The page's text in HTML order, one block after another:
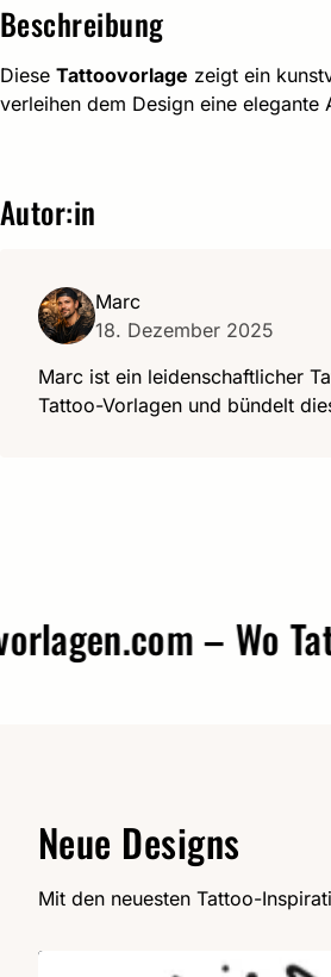
Beschreibung
Diese Tattoovorlage zeigt ein
verleihen dem Design eine
Autor:in
Marc
18. Dezember 2025
Marc ist ein leidenschaftlicher
Tattoo-Vorlagen und bündelt
– Wo Tattoo-
Neue Designs
Mit den neuesten Tattoo-